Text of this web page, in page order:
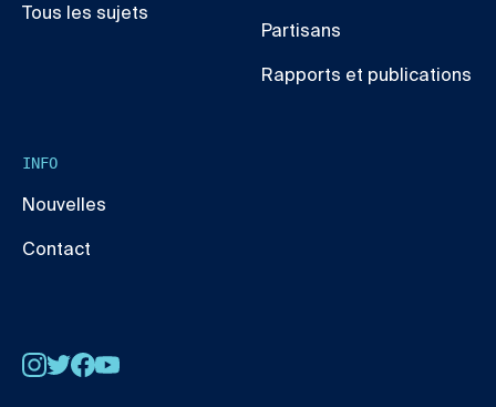
Tous les sujets
Partisans
Rapports et publications
INFO
Nouvelles
Contact
Instagram
Twitter
Facebook